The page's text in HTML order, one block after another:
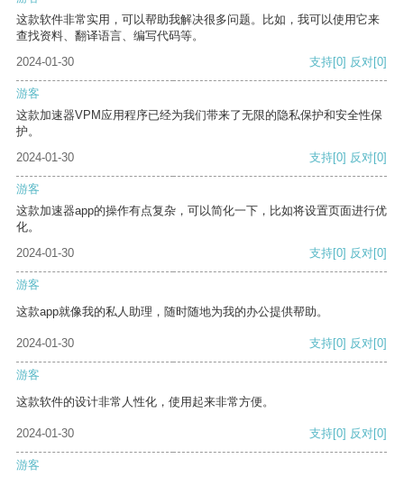
这款软件非常实用，可以帮助我解决很多问题。比如，我可以使用它来
查找资料、翻译语言、编写代码等。
2024-01-30
支持[0] 反对[0]
游客
这款加速器VPM应用程序已经为我们带来了无限的隐私保护和安全性保
护。
2024-01-30
支持[0] 反对[0]
游客
这款加速器app的操作有点复杂，可以简化一下，比如将设置页面进行优
化。
2024-01-30
支持[0] 反对[0]
游客
这款app就像我的私人助理，随时随地为我的办公提供帮助。
2024-01-30 支持[0] 反对[0]
游客
这款软件的设计非常人性化，使用起来非常方便。
2024-01-30 支持[0] 反对[0]
游客